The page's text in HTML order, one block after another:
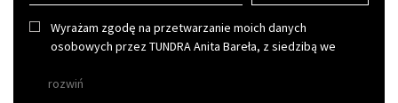
Wyrażam zgodę na przetwarzanie moich danych
osobowych przez TUNDRA Anita Bareła, z siedzibą we
rozwiń